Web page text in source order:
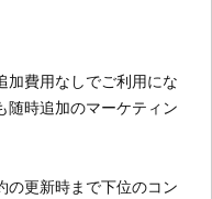
加費用なしでご利用にな
随時追加のマーケティン
の更新時まで下位のコン